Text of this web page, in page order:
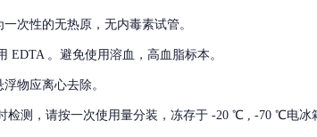
次性的无热原，无内毒素试管。
EDTA 。避免使用溶血，高血脂标本。
物应离心去除。
检测，请按一次使用量分装，冻存于 -20 ℃ , -70 ℃电冰